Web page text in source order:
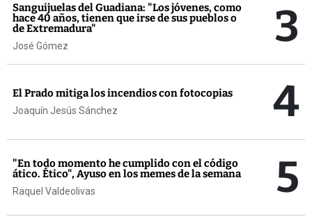
Sanguijuelas del Guadiana: "Los jóvenes, como
hace 40 años, tienen que irse de sus pueblos o
de Extremadura"
José Gómez 3
El Prado mitiga los incendios con fotocopias
Joaquín Jesús Sánchez 4
"En todo momento he cumplido con el código
ático. Ético", Ayuso en los memes de la semana
Raquel Valdeolivas 5